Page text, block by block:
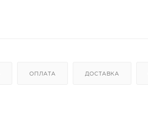
ОПЛАТА ДОСТАВКА